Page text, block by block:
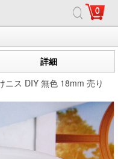
0
詳細
ニス DIY 無色 18mm 売り
32